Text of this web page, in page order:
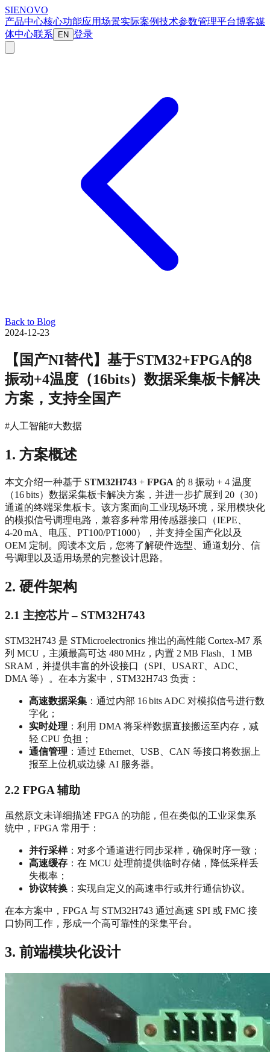
SIENOVO
产品中心核心功能应用场景实际案例技术参数管理平台博客媒
体中心联系 EN 登录
Back to Blog
2024-12-23
【国产NI替代】基于STM32+FPGA的8
振动+4温度（16bits）数据采集板卡解决
方案，支持全国产
#人工智能#大数据
1. 方案概述
本文介绍一种基于 STM32H743 + FPGA 的 8 振动 + 4 温度
（16 bits）数据采集板卡解决方案，并进一步扩展到 20（30）
通道的终端采集板卡。该方案面向工业现场环境，采用模块化
的模拟信号调理电路，兼容多种常用传感器接口（IEPE、
4‑20 mA、电压、PT100/PT1000），并支持全国产化以及
OEM 定制。阅读本文后，您将了解硬件选型、通道划分、信
号调理以及适用场景的完整设计思路。
2. 硬件架构
2.1 主控芯片 – STM32H743
STM32H743 是 STMicroelectronics 推出的高性能 Cortex‑M7 系
列 MCU，主频最高可达 480 MHz，内置 2 MB Flash、1 MB
SRAM，并提供丰富的外设接口（SPI、USART、ADC、
DMA 等）。在本方案中，STM32H743 负责：
高速数据采集 ：通过内部 16 bits ADC 对模拟信号进行数
字化；
实时处理 ：利用 DMA 将采样数据直接搬运至内存，减
轻 CPU 负担；
通信管理 ：通过 Ethernet、USB、CAN 等接口将数据上
报至上位机或边缘 AI 服务器。
2.2 FPGA 辅助
虽然原文未详细描述 FPGA 的功能，但在类似的工业采集系
统中，FPGA 常用于：
并行采样：对多个通道进行同步采样，确保时序一致；
高速缓存 ：在 MCU 处理前提供临时存储，降低采样丢
失概率；
协议转换 ：实现自定义的高速串行或并行通信协议。
在本方案中，FPGA 与 STM32H743 通过高速 SPI 或 FMC 接
口协同工作，形成一个高可靠性的采集平台。
3. 前端模块化设计